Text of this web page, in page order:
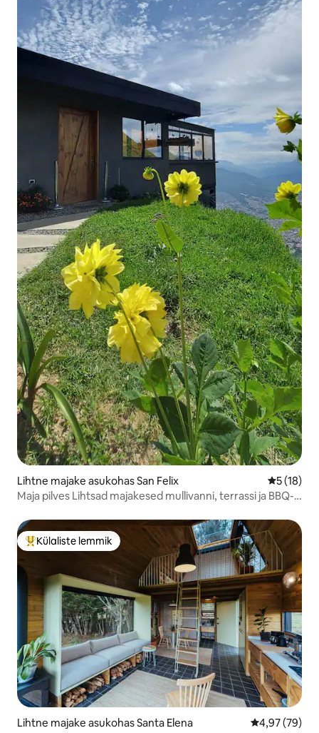
Lihtne majake asukohas San Felix Keskmine
5 (18)
Maja pilves Lihtsad majakesed mullivanni, terrassi ja BBQ-
Külaliste suur lemmik
Külaliste lemmik
Lihtne majake asukohas Santa Elena Keskmine
4,97 (79)